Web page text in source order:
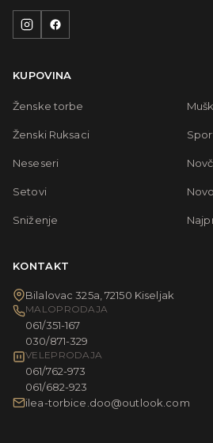
KUPOVINA
Ženske torbe
Ženski Ruksaci
Neseseri
Setovi Novo
Sniženje
KONTAKT
Bilalovac 325a, 72150 Kiseljak
MALOPRODAJA
061/351-167
030/871-329
VELEPRODAJA
061/762-973
061/682-923
ilea-torbice.doo@outlook.com